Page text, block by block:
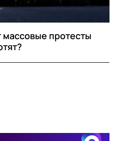
протесты